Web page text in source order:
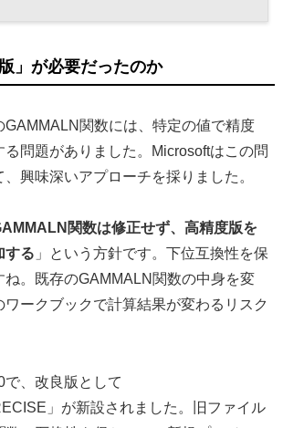
」が必要だったのか
GAMMALN関数には、特定の値で精度
る問題がありました。Microsoftはこの問
興味深いアプローチを採りました。
関数は修正せず、高精度版を
する 」という方針です。下位互換性を保
ね。既存のGAMMALN関数の中身を変
ークブックで計算結果が変わるリスク
、改良版として
」が新設されました。旧ファイル